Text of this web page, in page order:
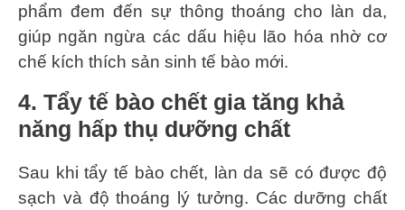
phẩm đem đến sự thông thoáng cho làn da,
giúp ngăn ngừa các dấu hiệu lão hóa nhờ cơ
chế kích thích sản sinh tế bào mới.
4. Tẩy tế bào chết gia tăng khả
năng hấp thụ dưỡng chất
Sau khi tẩy tế bào chết, làn da sẽ có được độ
sạch và độ thoáng lý tưởng. Các dưỡng chất